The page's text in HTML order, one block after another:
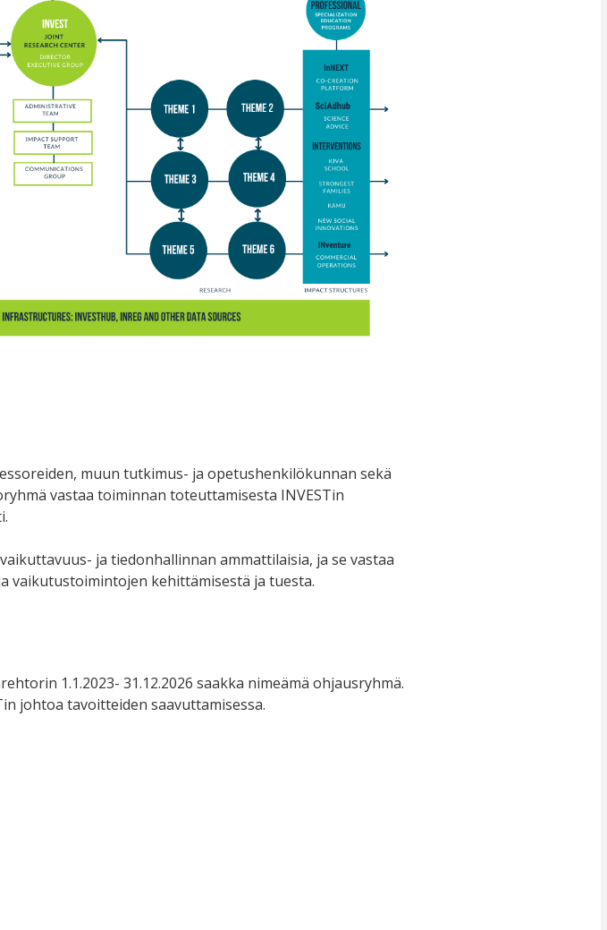
muun tutkimus- ja opetushenkilökunnan sekä
vastaa toiminnan toteuttamisesta INVESTin
ja tiedonhallinnan ammattilaisia, ja se vastaa
vaikutustoimintojen kehittämisestä ja tuesta.
1.1.2023- 31.12.2026 saakka nimeämä ohjausryhmä.
johtoa tavoitteiden saavuttamisessa.